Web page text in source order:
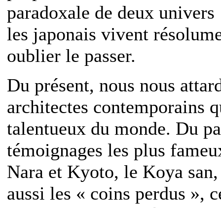
paradoxale de deux
les japonais vivent
oublier le passer.
Du présent, nous nous
architectes contemporains
talentueux du monde. Du
témoignages les plus
Nara et Kyoto, le Koya
aussi les « coins perdus »,